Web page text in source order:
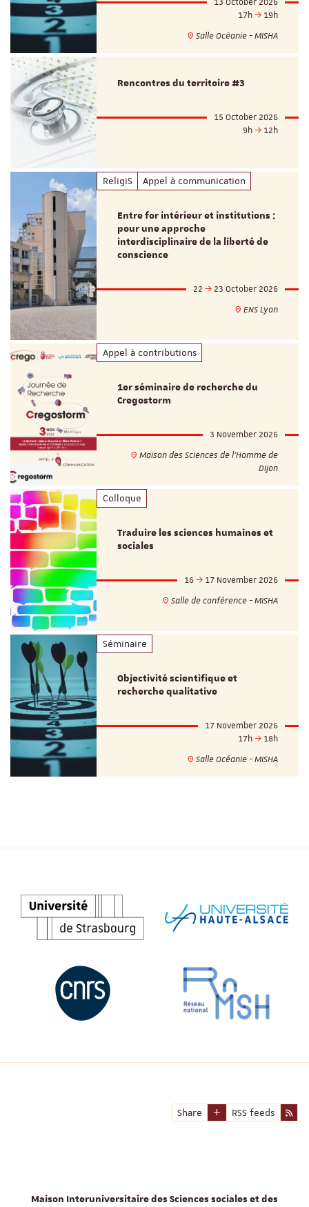
17h
19h
Salle Océanie - MISHA
Rencontres du territoire #3
15 October 2026
9h
12h
ReligiS Appel à communication
Entre for intérieur et institutions :
pour une approche
interdisciplinaire de la liberté de
conscience
22
23 October 2026
ENS Lyon
Appel à contributions
1er séminaire de recherche du
Cregostorm
3 November 2026
Maison des Sciences de l'Homme de
Dijon
Colloque
Traduire les sciences humaines et
sociales
16
17 November 2026
Salle de conférence - MISHA
Séminaire
Objectivité scientifique et
recherche qualitative
17 November 2026
17h
18h
Salle Océanie - MISHA
Share RSS feeds
Maison Interuniversitaire des Sciences sociales et des